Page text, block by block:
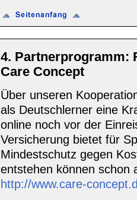
4. Partnerprogramm:
Care Concept
Über unseren
als Deutschlerner eine
online noch vor der
Versicherung bietet für
Mindestschutz gegen
entstehen können schon
http://www.care-